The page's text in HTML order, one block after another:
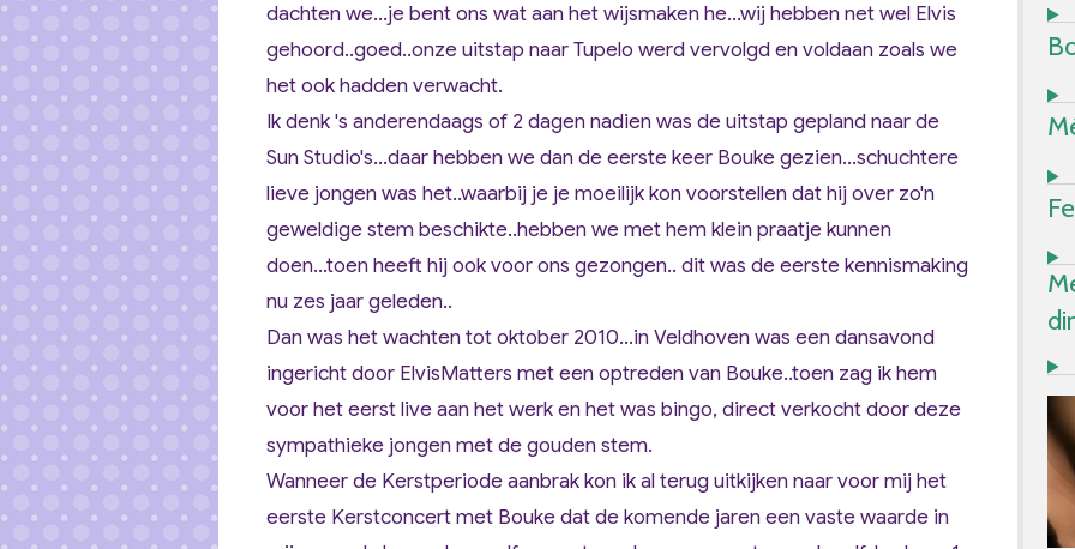
dachten we...je bent ons wat aan het wijsmaken he...wij hebben net wel Elvis
gehoord..goed..onze uitstap naar Tupelo werd vervolgd en voldaan zoals we
het ook hadden verwacht.
Ik denk 's anderendaags of 2 dagen nadien was de uitstap gepland naar de
Sun Studio's...daar hebben we dan de eerste keer Bouke gezien...schuchtere
lieve jongen was het..waarbij je je moeilijk kon voorstellen dat hij over zo'n
geweldige stem beschikte..hebben we met hem klein praatje kunnen
doen...toen heeft hij ook voor ons gezongen.. dit was de eerste kennismaking
nu zes jaar geleden..
Dan was het wachten tot oktober 2010...in Veldhoven was een dansavond
ingericht door ElvisMatters met een optreden van Bouke..toen zag ik hem
voor het eerst live aan het werk en het was bingo, direct verkocht door deze
sympathieke jongen met de gouden stem.
Wanneer de Kerstperiode aanbrak kon ik al terug uitkijken naar voor mij het
eerste Kerstconcert met Bouke dat de komende jaren een vaste waarde in